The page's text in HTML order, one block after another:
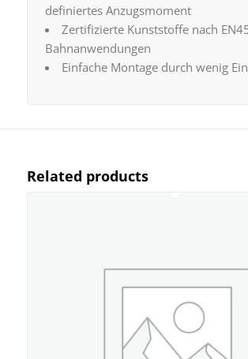
definiertes Anzugsmoment
Zertifizierte Kunststoffe nach
Bahnanwendungen
Einfache Montage durch wenig
Related products